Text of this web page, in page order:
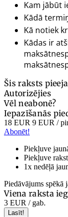
Kam jābūt
Kādā
Kā notiek
Kādas ir
Šis raksts
Autorizējies
Vēl neabonē?
Iepazīšanās
18 EUR 9 EUR /
Abonēt!
Piekļuve
Piekļuve
1x nedēļā
Piedāvājums spēkā
Viena raksta
3 EUR / gab.
Lasīt!